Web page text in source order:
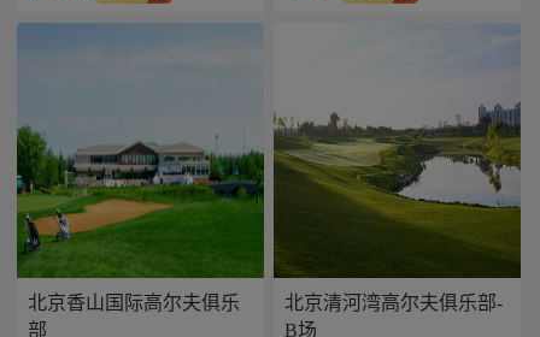
北京香山国际高尔夫俱乐
部
北京清河湾高尔夫俱乐部-
B场